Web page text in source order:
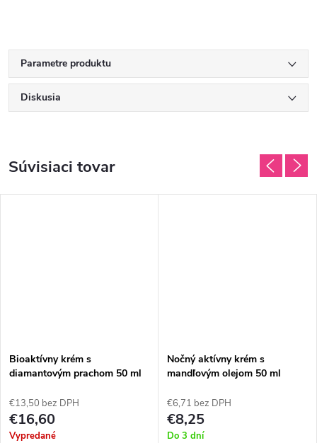
Parametre produktu
Diskusia
Súvisiaci tovar
Bioaktívny krém s
diamantovým prachom 50 ml
€13,50 bez DPH
€16,60
Vypredané
Nočný aktívny krém s
mandľovým olejom 50 ml
€6,71 bez DPH
€8,25
Do 3 dní